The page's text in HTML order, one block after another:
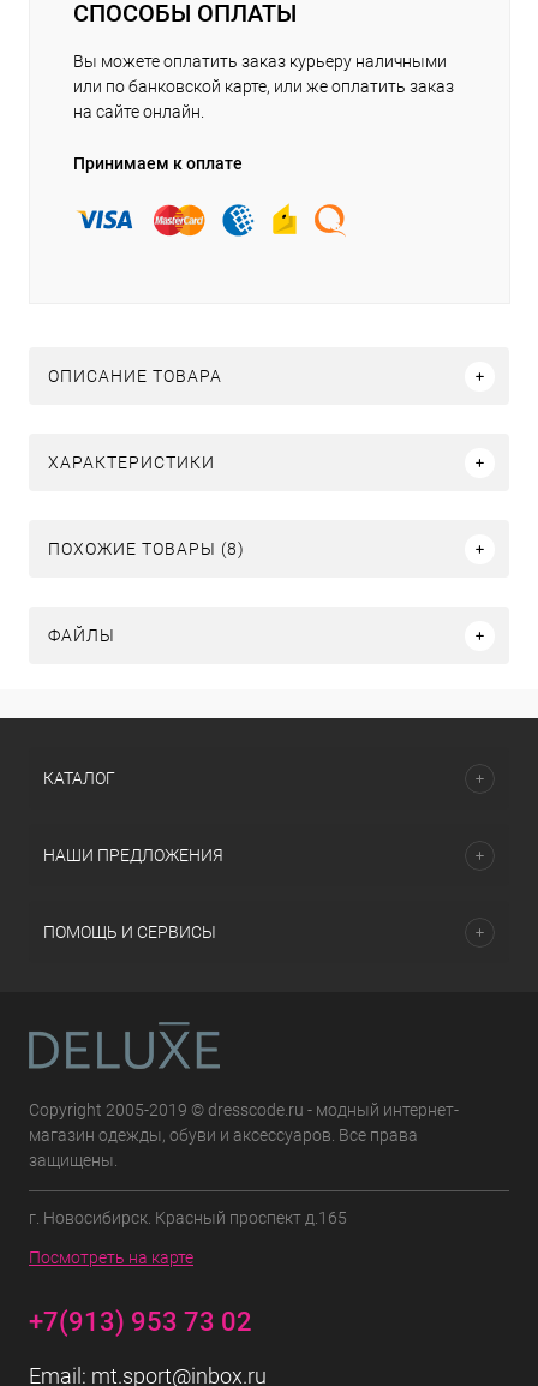
СПОСОБЫ ОПЛАТЫ
Вы можете оплатить заказ курьеру наличными
или по банковской карте, или же оплатить заказ
на сайте онлайн.
Принимаем к оплате
ОПИСАНИЕ ТОВАРА
ХАРАКТЕРИСТИКИ
ПОХОЖИЕ ТОВАРЫ (8)
ФАЙЛЫ
КАТАЛОГ
НАШИ ПРЕДЛОЖЕНИЯ
ПОМОЩЬ И СЕРВИСЫ
Copyright 2005-2019 © dresscode.ru - модный интернет-
магазин одежды, обуви и аксессуаров. Все права
защищены.
г. Новосибирск. Красный проспект д.165
Посмотреть на карте
+7(913) 953 73 02
Email: mt.sport@inbox.ru